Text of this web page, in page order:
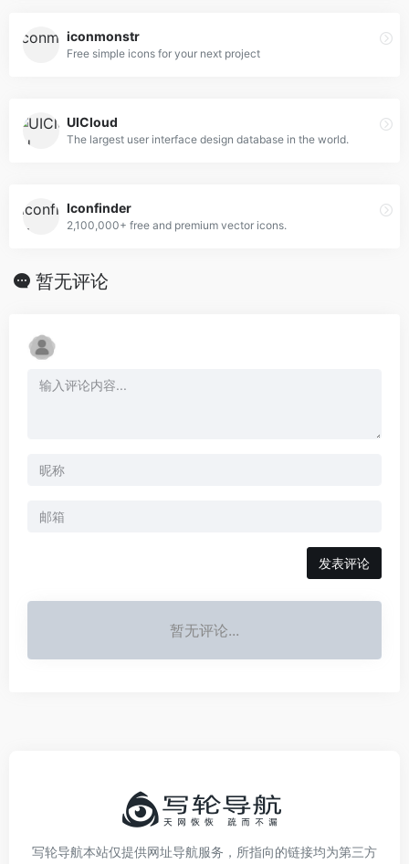
iconmonstr
Free simple icons for your next project
UICloud
The largest user interface design database in the world.
Iconfinder
2,100,000+ free and premium vector icons.
暂无评论
发表评论
暂无评论...
写轮导航本站仅提供网址导航服务，所指向的链接均为第三方